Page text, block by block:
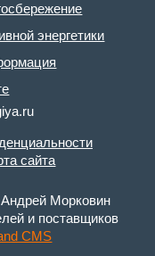
энергетики
сайта
Морковин
и поставщиков
CMS